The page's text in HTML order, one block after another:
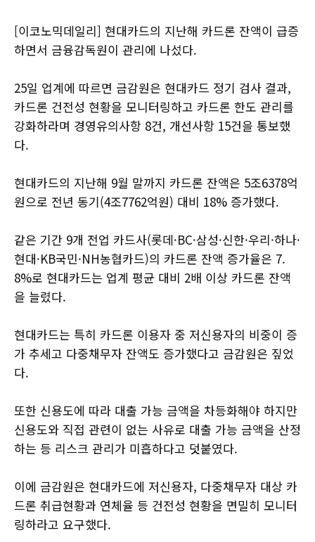
[이코노믹데일리] 현대카드의 지난해 카드론 잔액이 급증
하면서 금융감독원이 관리에 나섰다.
25일 업계에 따르면 금감원은 현대카드 정기 검사 결과,
카드론 건전성 현황을 모니터링하고 카드론 한도 관리를
강화하라며 경영유의사항 8건, 개선사항 15건을 통보했
다.
현대카드의 지난해 9월 말까지 카드론 잔액은 5조6378억
원으로 전년 동기(4조7762억원) 대비 18% 증가했다.
같은 기간 9개 전업 카드사(롯데·BC·삼성·신한·우리·하나·
현대·KB국민·NH농협카드)의 카드론 잔액 증가율은 7.
8%로 현대카드는 업계 평균 대비 2배 이상 카드론 잔액
을 늘렸다.
현대카드는 특히 카드론 이용자 중 저신용자의 비중이 증
가 추세고 다중채무자 잔액도 증가했다고 금감원은 짚었
다.
또한 신용도에 따라 대출 가능 금액을 차등화해야 하지만
신용도와 직접 관련이 없는 사유로 대출 가능 금액을 산정
하는 등 리스크 관리가 미흡하다고 덧붙였다.
이에 금감원은 현대카드에 저신용자, 다중채무자 대상 카
드론 취급현황과 연체율 등 건전성 현황을 면밀히 모니터
링하라고 요구했다.